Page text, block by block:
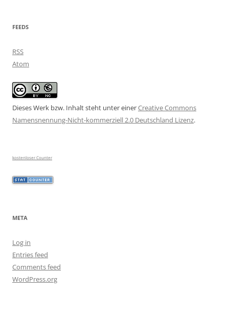
FEEDS
RSS
Atom
Dieses Werk bzw. Inhalt steht unter einerCreative Commons
Namensnennung-Nicht-kommerziell 2.0 Deutschland Lizenz.
kostenloser Counter
META
Log in
Entries feed
Comments feed
WordPress.org